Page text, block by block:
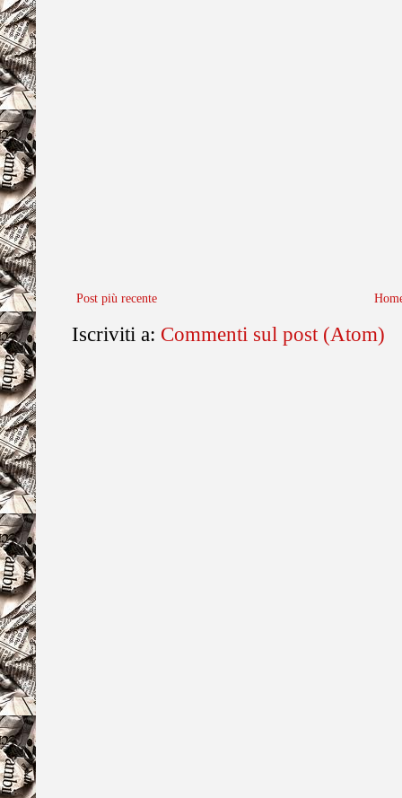
Post più recente
Iscriviti a: Commenti sul post (Atom)